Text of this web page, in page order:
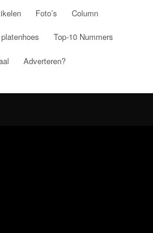
Foto’s Column
Top-10 Nummers
Adverteren?